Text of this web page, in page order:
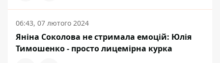
06:43, 07 лютого 2024
Яніна Соколова не стримала емоцій: Юлія
Тимошенко - просто лицемірна курка